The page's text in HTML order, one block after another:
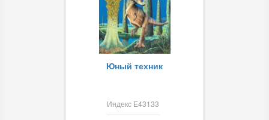
Юный техник
Индекс Е43133